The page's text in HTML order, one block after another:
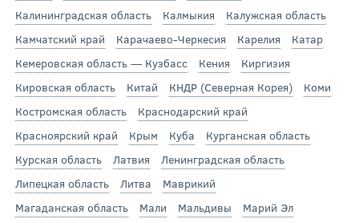
Калининградская область
Калмыкия
Калужская область
Камчатский край
Карачаево-Черкесия Карелия
Катар
Кемеровская область — Кузбасс
Кения
Киргизия
Кировская область
Китай КНДР (Северная Корея)
Коми
Костромская область
Краснодарский край
Красноярский край
Крым Куба
Курганская область
Курская область
Латвия
Ленинградская область
Липецкая область
Литва
Маврикий
Магаданская область
Мали Мальдивы
Марий Эл